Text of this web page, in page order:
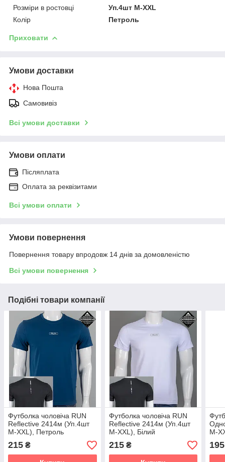
Розміри в ростовці
Уп.4шт M-XXL
Колір
Петроль
Приховати
Умови доставки
Нова Пошта
Самовивіз
Всі умови доставки
Умови оплати
Післяплата
Оплата за реквізитами
Всі умови оплати
Умови повернення
Повернення товару впродовж 14 днів за домовленістю
Всі умови повернення
Подібні товари компанії
Футболка чоловіча RUN
Reflective 2414м (Уп.4шт
M-XXL), Петроль
215 ₴
Футболка чоловіча RUN
Reflective 2414м (Уп.4шт
M-XXL), Білий
215₴
M-
195